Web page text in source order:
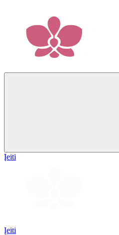
Įeiti
Įeiti